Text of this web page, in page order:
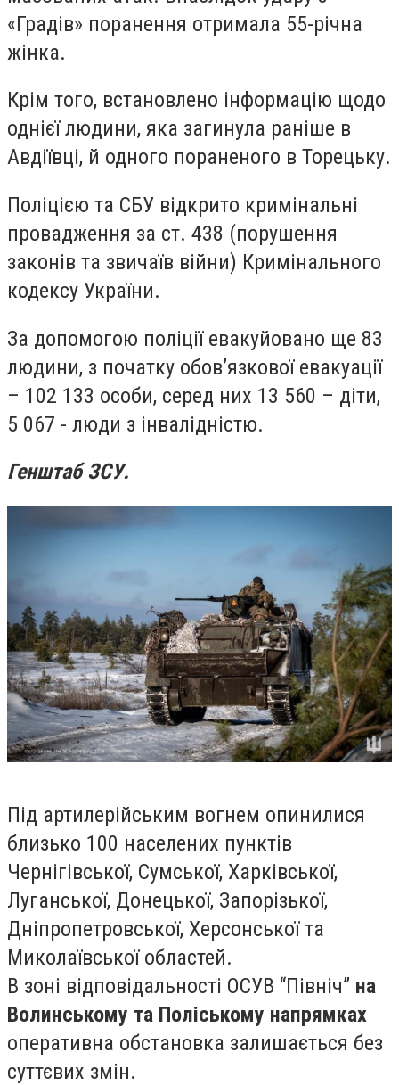
«Градів» поранення отримала 55-річна
жінка.
Крім того, встановлено інформацію щодо
однієї людини, яка загинула раніше в
Авдіївці, й одного пораненого в Торецьку.
Поліцією та СБУ відкрито кримінальні
провадження за ст. 438 (порушення
законів та звичаїв війни) Кримінального
кодексу України.
За допомогою поліції евакуйовано ще 83
людини, з початку обов’язкової евакуації
– 102 133 особи, серед них 13 560 – діти,
5 067 - люди з інвалідністю.
Генштаб ЗСУ.
Під артилерійським вогнем опинилися
близько 100 населених пунктів
Чернігівської, Сумської, Харківської,
Луганської, Донецької, Запорізької,
Дніпропетровської, Херсонської та
Миколаївської областей.
В зоні відповідальності ОСУВ “Північ” на
Волинському та Поліському напрямках
оперативна обстановка залишається без
суттєвих змін.